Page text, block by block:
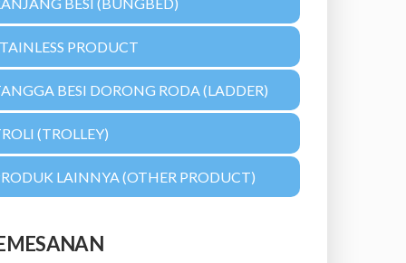
PRODUCT
BESI DORONG RODA (LADDER)
(TROLLEY)
LAINNYA (OTHER PRODUCT)